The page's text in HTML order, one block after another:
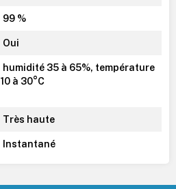
99 %
Oui
humidité 35 à 65%, température
10 à 30°C
Très haute
Instantané